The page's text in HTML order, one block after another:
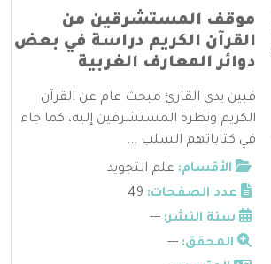
موقف المستشرقين من
القرآن الكريم دراسة في بعض
دوائر المعارف الغربية
فبين يدي القارئ مبحث عام عن القرآن
الكريم ونظرة المستشرقين إليه، كما جاء
في كتاباتهم السلب ...
الأقسام: علم التجويد
عدد الصفحات:
سنة النشر: ---
المحقق: ---